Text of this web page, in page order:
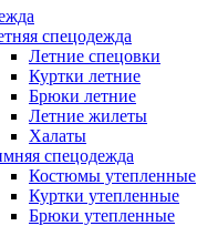
спецодежда
Летние спецовки
Куртки летние
Брюки летние
Летние жилеты
Халаты
спецодежда
Костюмы утепленные
Куртки утепленные
Брюки утепленные